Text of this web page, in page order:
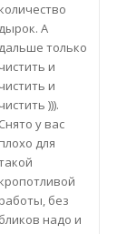
количество
дырок. А
дальше только
чистить и
чистить и
чистить ))).
Снято у вас
плохо для
кропотливой
работы, без
бликов надо и